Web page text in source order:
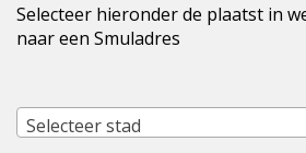
Selecteer hieronder de plaatst in
naar een Smuladres
Selecteer stad